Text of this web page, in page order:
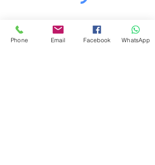
GİZLİLİK POLİTİKAMIZ
Phone Email Facebook WhatsApp